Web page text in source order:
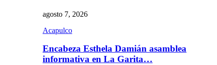
agosto 7, 2026
Acapulco
Encabeza Esthela Damián asamblea
informativa en La Garita…